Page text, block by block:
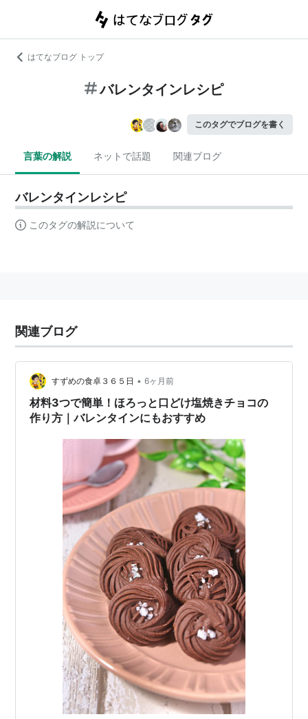
はてなブログ トップ
バレンタインレシピ
このタグでブログを書く
言葉の解説 ネットで話題 関連ブログ
バレンタインレシピ
このタグの解説について
関連ブログ
すずめの食卓３６５日 • 6ヶ月前
材料3つで簡単！ほろっと口どけ塩焼きチョコの
作り方｜バレンタインにもおすすめ